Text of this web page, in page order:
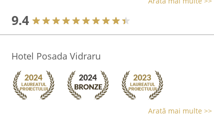
9.4
Hotel Posada Vidraru
Arată mai multe >>